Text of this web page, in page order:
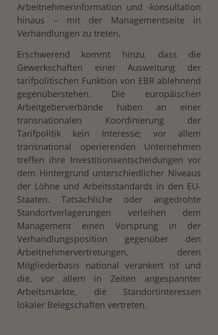
Arbeitnehmerinformation und -konsultation
hinaus – mit der Managementseite in
Verhandlungen zu treten.
Erschwerend kommt hinzu, dass die
Gewerkschaften einer Ausweitung der
tarifpolitischen Funktion von EBR ablehnend
gegenüberstehen. Die europäischen
Arbeitgeberverbände haben an einer
transnationalen Koordinierung der
Tarifpolitik kein Interesse; vor allem
transnational operierenden Unternehmen
treffen ihre Investitionsentscheidungen vor
dem Hintergrund unterschiedlicher Niveaus
der Löhne und Arbeitsstandards in den EU-
Staaten. Tatsächliche oder angedrohte
Standortverlagerungen verleihen dem
Management einen Vorsprung in der
Verhandlungsposition gegenüber den
Arbeitnehmervertretungen, deren
Mitgliederbasis national verankert ist und
die, vor allem in Zeiten angespannter
Arbeitsmärkte, die Standortinteressen
lokaler Belegschaften vertreten.